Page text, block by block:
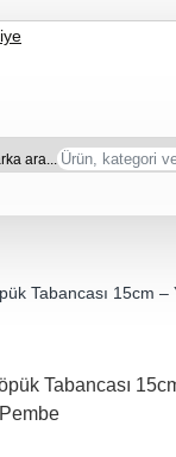
ara...
Tabancası 15cm
Tabancası